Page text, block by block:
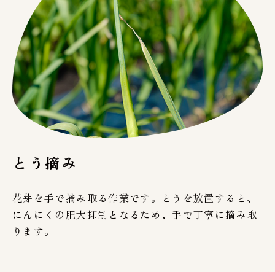
とう摘み
花芽を手で摘み取る作業です。とうを放置すると、
にんにくの肥大抑制となるため、手で丁寧に摘み取
ります。